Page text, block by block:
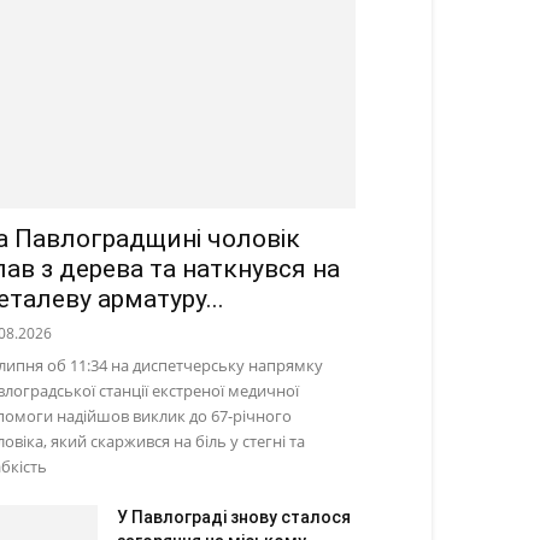
Павлоградщині чоловік
з дерева та наткнувся на
арматуру...
об 11:34 на диспетчерську напрямку
станції екстреної медичної
надійшов виклик до 67-річного
який скаржився на біль у стегні та
У Павлограді знову сталося